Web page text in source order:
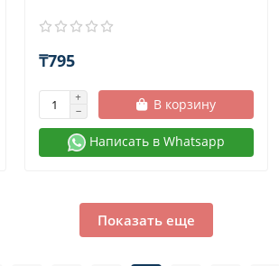
₸795
В корзину
Написать в Whatsapp
Показать еще